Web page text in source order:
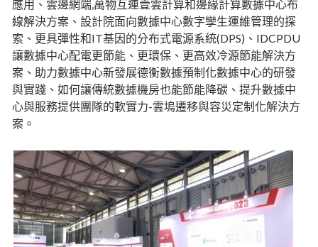
應用、雲邊網端,萬物互連壹雲計算和邊緣計算數據中心布
線解決方案、設計院面向數據中心數字孿生運維管理的探
索、更具彈性和IT基因的分布式電源系統(DPS)、IDCPDU
讓數據中心配電更節能、更環保、更高效冷源節能解決方
案、助力數據中心新發展德衡數據預制化數據中心的研發
與實踐、如何讓傳統數據機房也能節能降碳、提升數據中
心與服務提供團隊的軟實力-雲塢遷移與容災定制化解決方
案。